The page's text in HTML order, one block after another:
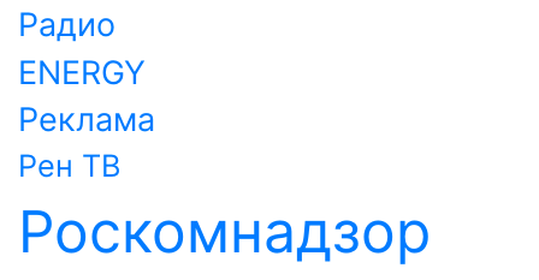
Радио
ENERGY
Реклама
Рен ТВ
Роскомнадзор